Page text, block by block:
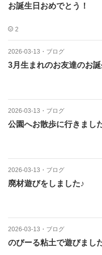
お誕生日おめでとう！
2
2026-03-13 ・ ブログ
3月生まれのお友達のお
2026-03-13 ・ ブログ
公園へお散歩に行きまし
2026-03-13 ・ ブログ
廃材遊びをしました♪
2026-03-13 ・ ブログ
のびーる粘土で遊びまし